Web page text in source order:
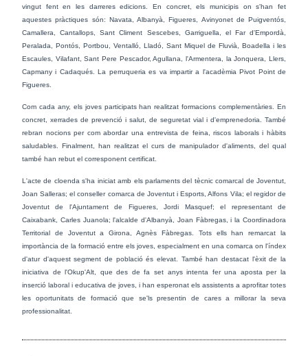
vingut fent en les darreres edicions. En concret, els municipis on s'han fet
aquestes pràctiques són: Navata, Albanyà, Figueres, Avinyonet de Puigventós,
Camallera, Cantallops, Sant Climent Sescebes, Garriguella, el Far d'Empordà,
Peralada, Pontós, Portbou, Ventalló, Lladó, Sant Miquel de Fluvià, Boadella i les
Escaules, Vilafant, Sant Pere Pescador, Agullana, l'Armentera, la Jonquera, Llers,
Capmany i Cadaqués. La perruqueria es va impartir a l'acadèmia Pivot Point de
Figueres.
Com cada any, els joves participats han realitzat formacions complementàries. En
concret, xerrades de prevenció i salut, de seguretat vial i d'emprenedoria. També
rebran nocions per com abordar una entrevista de feina, riscos laborals i hàbits
saludables. Finalment, han realitzat el curs de manipulador d'aliments, del qual
també han rebut el corresponent certificat.
L'acte de cloenda s'ha iniciat amb els parlaments del tècnic comarcal de Joventut,
Joan Salleras; el conseller comarca de Joventut i Esports, Alfons Vila; el regidor de
Joventut de l'Ajuntament de Figueres, Jordi Masquef; el representant de
Caixabank, Carles Juanola; l'alcalde d'Albanyà, Joan Fàbregas, i la Coordinadora
Territorial de Joventut a Girona, Agnès Fàbregas. Tots ells han remarcat la
importància de la formació entre els joves, especialment en una comarca on l'índex
d'atur d'aquest segment de població és elevat. També han destacat l'èxit de la
iniciativa de l'Okup'Alt, que des de fa set anys intenta fer una aposta per la
inserció laboral i educativa de joves, i han esperonat els assistents a aprofitar totes
les oportunitats de formació que se'ls presentin de cares a millorar la seva
professionalitat.